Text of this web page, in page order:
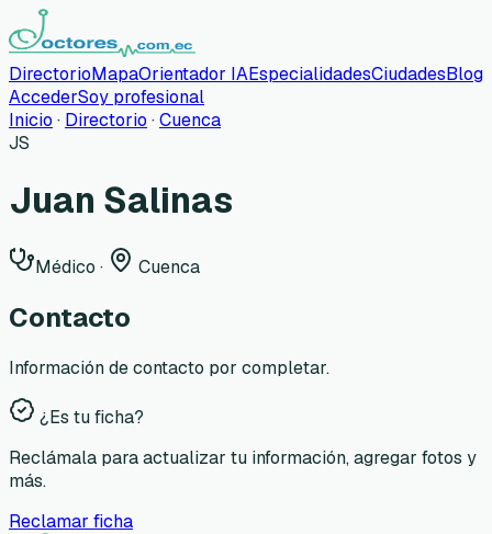
DirectorioMapaOrientador IAEspecialidadesCiudadesBlog
AccederSoy profesional
Inicio · Directorio ·Cuenca
JS
Juan Salinas
Médico · Cuenca
Contacto
Información de contacto por completar.
¿Es tu ficha?
Reclámala para actualizar tu información, agregar fotos y
más.
Reclamar ficha